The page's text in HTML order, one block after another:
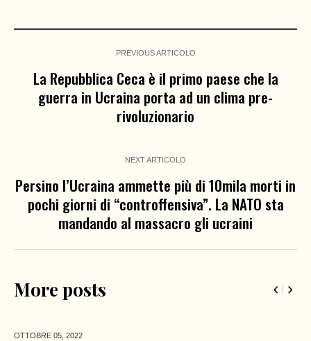
PREVIOUS ARTICOLO
La Repubblica Ceca è il primo paese che la
guerra in Ucraina porta ad un clima pre-
rivoluzionario
NEXT ARTICOLO
Persino l’Ucraina ammette più di 10mila morti in
pochi giorni di “controffensiva”. La NATO sta
mandando al massacro gli ucraini
More posts
OTTOBRE 05, 2022